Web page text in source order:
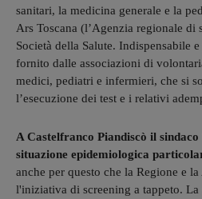
sanitari, la medicina generale e la
Ars Toscana (l’Agenzia regionale di
Società della Salute. Indispensabile
fornito dalle associazioni di
medici, pediatri e infermieri, che si
l’esecuzione dei test e i relativi
A Castelfranco Piandiscò il
situazione epidemiologica
anche per questo che la Regione e
l'iniziativa di screening a tappeto. La